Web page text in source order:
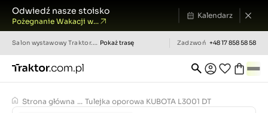
Odwiedź nasze stoisko
Pożegnanie Wakacji w...
Kalendarz
Salon wystawowy Traktor.com.pl Pokaż trasę Zadzwoń +48 17 858 58 58
Strona główna ... Tulejka oporowa KUBOTA L3001 DT